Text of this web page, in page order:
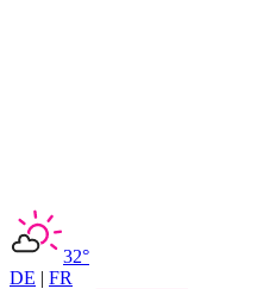
32°
DE | FR